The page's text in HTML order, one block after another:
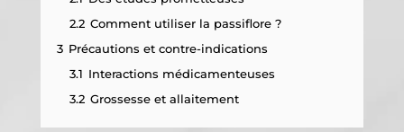
2.2 Comment utiliser la passiflore ?
3 Précautions et contre-indications
3.1 Interactions médicamenteuses
3.2 Grossesse et allaitement